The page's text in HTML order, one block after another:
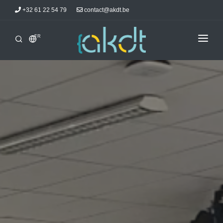
+32 61 22 54 79 contact@akdt.be
FR
ACCUEIL
ACTUALITÉS
HÉBERGEMENTS
AKDTICIENS